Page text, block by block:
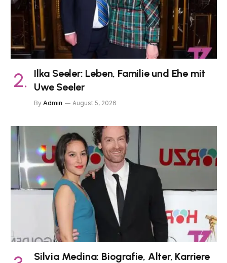
Ilka Seeler: Leben, Familie und Ehe mit
Uwe Seeler
By Admin August 5, 2026
Silvia Medina: Biografie, Alter, Karriere